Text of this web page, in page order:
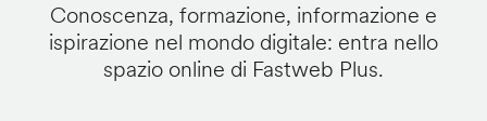
Conoscenza, formazione, informazione e
ispirazione nel mondo digitale: entra nello
spazio online di Fastweb Plus.